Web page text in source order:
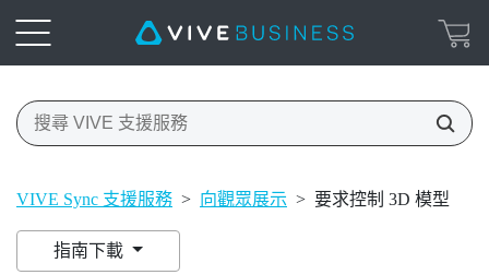
VIVE Sync 支援服務 > 向觀眾展示 > 要求控制 3D 模型
指南下載